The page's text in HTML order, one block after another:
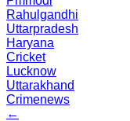
Rahulgandhi
Uttarpradesh
Haryana
Cricket
Lucknow
Uttarakhand
Crimenews
←